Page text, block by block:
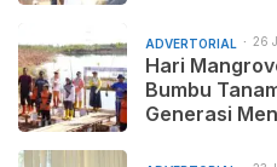
ADVERTORIAL 26
Hari
Bumbu
Generasi